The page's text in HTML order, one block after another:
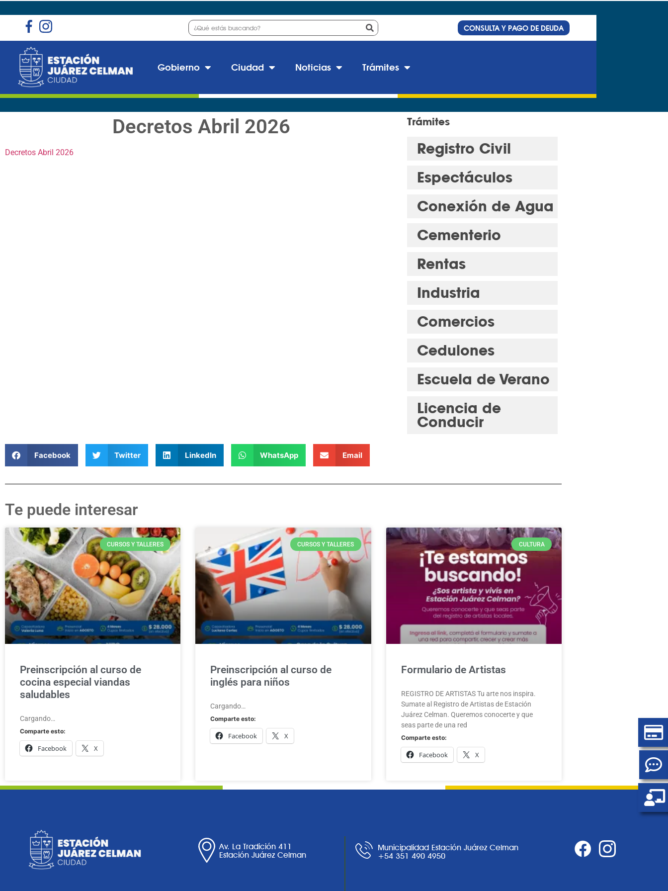
CONSULTA Y PAGO DE DEUDA
Gobierno Ciudad Noticias Trámites
Decretos Abril 2026
Decretos Abril 2026
Trámites
Registro Civil
Espectáculos
Conexión de Agua
Cementerio
Rentas
Industria
Comercios
Cedulones
Escuela de Verano
Licencia de
Conducir
Facebook Twitter LinkedIn WhatsApp Email
Te puede interesar
CURSOS Y TALLERES
Preinscripción al curso de
cocina especial viandas
saludables
Cargando…
Comparte esto:
Facebook X
CURSOS Y TALLERES
Preinscripción al curso de
inglés para niños
Cargando…
Comparte esto:
Facebook X
CULTURA
Formulario de Artistas
REGISTRO DE ARTISTAS Tu arte nos inspira.
Sumate al Registro de Artistas de Estación
Juárez Celman. Queremos conocerte y que
seas parte de una red
Comparte esto:
Facebook X
Av. La Tradición 411
Estación Juárez Celman
Municipalidad Estación Juárez Celman
+54 351 490 4950